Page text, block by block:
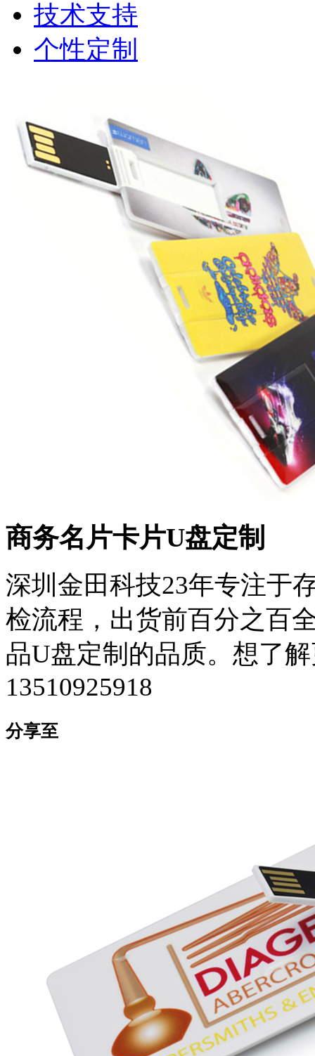
技术支持
个性定制
商务名片卡片U盘定制
深圳金田科技23年专注于
检流程，出货前百分之百
品U盘定制的品质。想了
13510925918
分享至